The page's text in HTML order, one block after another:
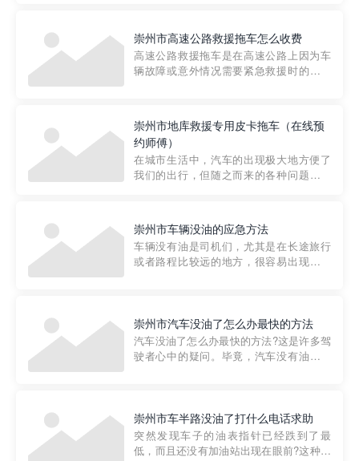
细解析一下市区事故救援拖车的收费标
准，以及在选用拖车服务时应注...
崇州市高速公路救援拖车怎么收费
高速公路救援拖车是在高速公路上因为车
辆故障或意外情况需要紧急救援时的必备
路救援拖车的收费标准是由当地交通管理
部门制定的。起步价通...
崇州市地库救援专用皮卡拖车（在线预
约师傅）
在城市生活中，汽车的出现极大地方便了
我们的出行，但随之而来的各种问题也让
紧急情况下，我们需要一种高效可靠的救
援方式。而这时，地库救援专...
崇州市车辆没油的应急方法
车辆没有油是司机们，尤其是在长途旅行
或者路程比较远的地方，很容易出现这种
的送油师傅，解决没油的紧急情况。 首
先，让我们来了解一下穿...
崇州市汽车没油了怎么办最快的方法
汽车没油了怎么办最快的方法?这是许多驾
驶者心中的疑问。毕竟，汽车没有油就无
越者小程序是一款专门解决汽车没油问题
的在线服务平台。通过...
崇州市车半路没油了打什么电话求助
突然发现车子的油表指针已经跌到了最
低，而且还没有加油站出现在眼前?这种情